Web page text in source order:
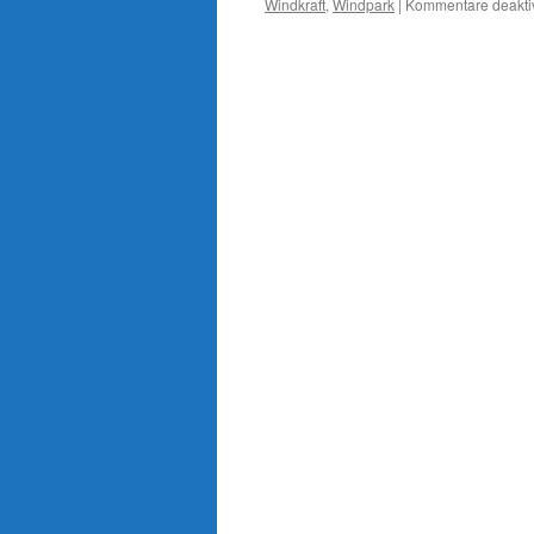
Windkraft, Windpark | Kommentare